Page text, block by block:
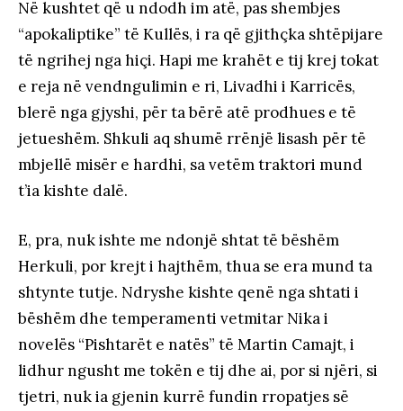
Në kushtet që u ndodh im atë, pas shembjes
“apokaliptike” të Kullës, i ra që gjithçka shtëpijare
të ngrihej nga hiçi. Hapi me krahët e tij krej tokat
e reja në vendngulimin e ri, Livadhi i Karricës,
blerë nga gjyshi, për ta bërë atë prodhues e të
jetueshëm. Shkuli aq shumë rrënjë lisash për të
mbjellë misër e hardhi, sa vetëm traktori mund
t’ia kishte dalë.
E, pra, nuk ishte me ndonjë shtat të bëshëm
Herkuli, por krejt i hajthëm, thua se era mund ta
shtynte tutje. Ndryshe kishte qenë nga shtati i
bëshëm dhe temperamenti vetmitar Nika i
novelës “Pishtarët e natës” të Martin Camajt, i
lidhur ngusht me tokën e tij dhe ai, por si njëri, si
tjetri, nuk ia gjenin kurrë fundin rropatjes së